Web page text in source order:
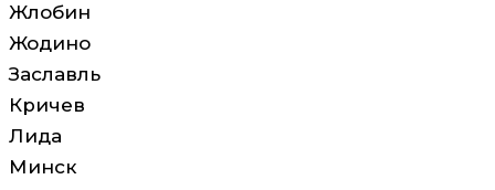
Жлобин
Жодино
Заславль
Кричев
Лида
Минск